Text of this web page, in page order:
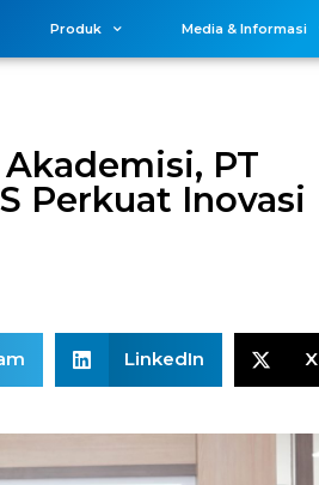
Produk Media & Informasi
PT
Perkuat Inovasi
LinkedIn X